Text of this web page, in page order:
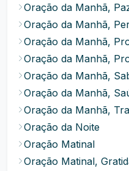
Oração da Manhã,
Oração da Manhã,
Oração da Manhã,
Oração da Manhã,
Oração da Manhã,
Oração da Manhã,
Oração da Manhã,
Oração da Noite
Oração Matinal
Oração Matinal,